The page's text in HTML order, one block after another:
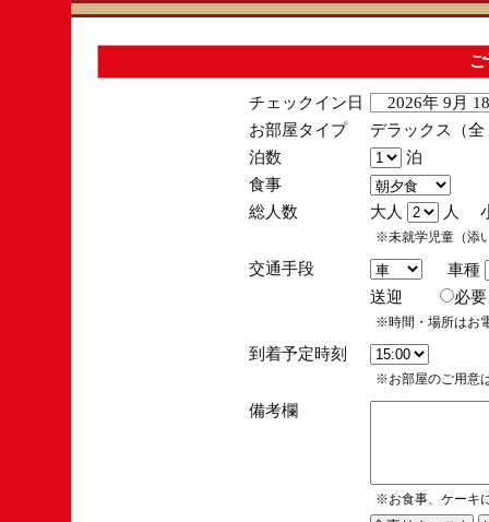
チェックイン日
2026年 9月
お部屋タイプ
デラックス（
泊数
泊
食事
総人数
大人 人
※未就学児童（添
交通手段
車種
送迎
※時間・場所はお
到着予定時刻
※お部屋のご用意
備考欄
※お食事、ケーキ